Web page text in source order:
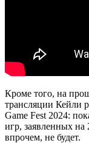
Кроме того, на
трансляции Кейли
Game Fest 2024:
игр, заявленных
впрочем, не будет.